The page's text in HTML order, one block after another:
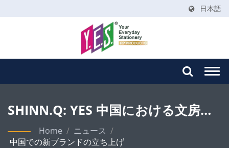
日本語
SHINN.Q: YES 中国における文房具
の戦略的ブランドローンチ
Home / ニュース /
中国での新ブランドの立ち上げ